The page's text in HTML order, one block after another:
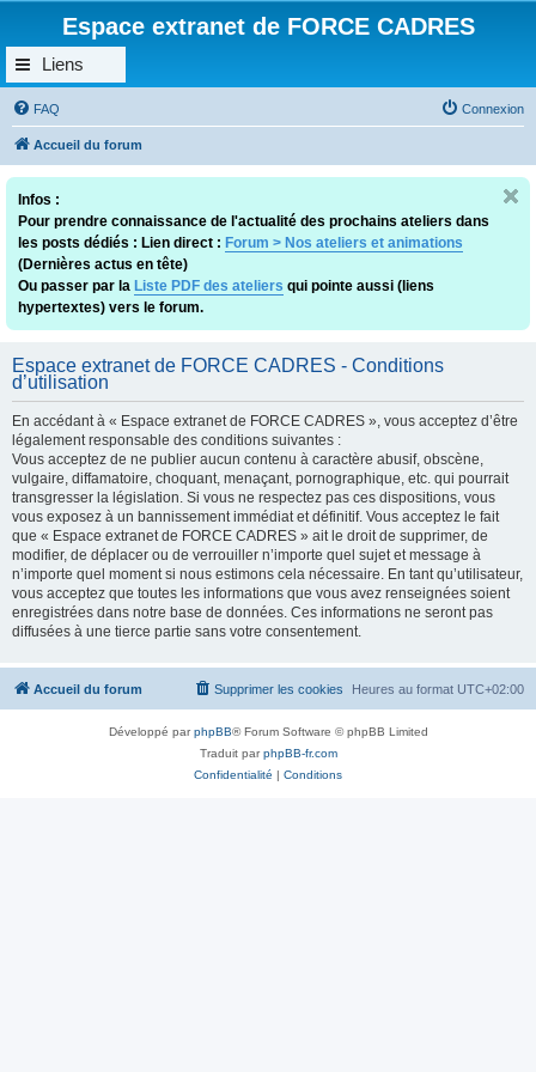
Espace extranet de FORCE CADRES
Liens
FAQ Connexion
Accueil du forum
Infos :
Pour prendre connaissance de l'actualité des prochains ateliers dans
les posts dédiés : Lien direct : Forum > Nos ateliers et animations
(Dernières actus en tête)
Ou passer par la Liste PDF des ateliers qui pointe aussi (liens
hypertextes) vers le forum.
Espace extranet de FORCE CADRES - Conditions
d’utilisation
En accédant à « Espace extranet de FORCE CADRES », vous acceptez d’être
légalement responsable des conditions suivantes :
Vous acceptez de ne publier aucun contenu à caractère abusif, obscène,
vulgaire, diffamatoire, choquant, menaçant, pornographique, etc. qui pourrait
transgresser la législation. Si vous ne respectez pas ces dispositions, vous
vous exposez à un bannissement immédiat et définitif. Vous acceptez le fait
que « Espace extranet de FORCE CADRES » ait le droit de supprimer, de
modifier, de déplacer ou de verrouiller n’importe quel sujet et message à
n’importe quel moment si nous estimons cela nécessaire. En tant qu’utilisateur,
vous acceptez que toutes les informations que vous avez renseignées soient
enregistrées dans notre base de données. Ces informations ne seront pas
diffusées à une tierce partie sans votre consentement.
Accueil du forum Heures au format UTC+02:00
Supprimer les cookies
Développé parphpBB® Forum Software © phpBB Limited
Traduit parphpBB-fr.com
Confidentialité | Conditions